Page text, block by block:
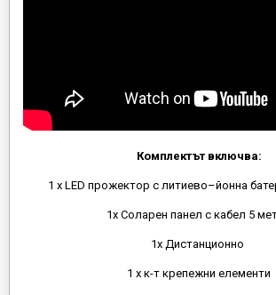
Комплектът включва:
1 х LED прожектор с литиево–йонна
1х Соларен панел с кабел 5
1х Дистанционно
1 х к-т крепежни елементи